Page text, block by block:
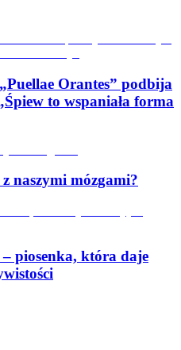
Orantes” podbija
to wspaniała forma
naszymi mózgami?
– piosenka, która daje